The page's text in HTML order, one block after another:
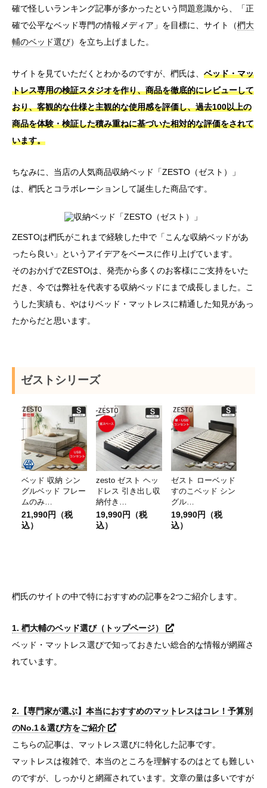
確で怪しいランキング記事が多かったという問題意識から、「正
確で公平なベッド専門の情報メディア」を目標に、サイト（椚大
輔のベッド選び）を立ち上げました。
サイトを見ていただくとわかるのですが、椚氏は、ベッド・マッ
トレス専用の検証スタジオを作り、商品を徹底的にレビューして
おり、客観的な仕様と主観的な使用感を評価し、過去100以上の
商品を体験・検証した積み重ねに基づいた相対的な評価をされて
います。
ちなみに、当店の人気商品収納ベッド「ZESTO（ゼスト）」
は、椚氏とコラボレーションして誕生した商品です。
ZESTOは椚氏がこれまで経験した中で「こんな収納ベッドがあ
ったら良い」というアイデアをベースに作り上げています。
そのおかげでZESTOは、発売から多くのお客様にご支持をいた
だき、今では弊社を代表する収納ベッドにまで成長しました。こ
うした実績も、やはりベッド・マットレスに精通した知見があっ
たからだと思います。
ゼストシリーズ
ベッド 収納 シン
グルベッド フレー
ムのみ…
21,990
zesto ゼスト ヘッ
ドレス 引き出し収
納付き…
19,990
ゼスト ローベッド
すのこベッド シン
グル…
19,990
椚氏のサイトの中で特におすすめの記事を2つご紹介します。
1. 椚大輔のベッド選び（トップページ）
ベッド・マットレス選びで知っておきたい総合的な情報が網羅さ
れています。
2.【専門家が選ぶ】本当におすすめのマットレスはコレ！予算別
のNo.1＆選び方をご紹介
こちらの記事は、マットレス選びに特化した記事です。
マットレスは複雑で、本当のところを理解するのはとても難しい
のですが、しっかりと網羅されています。文章の量は多いですが